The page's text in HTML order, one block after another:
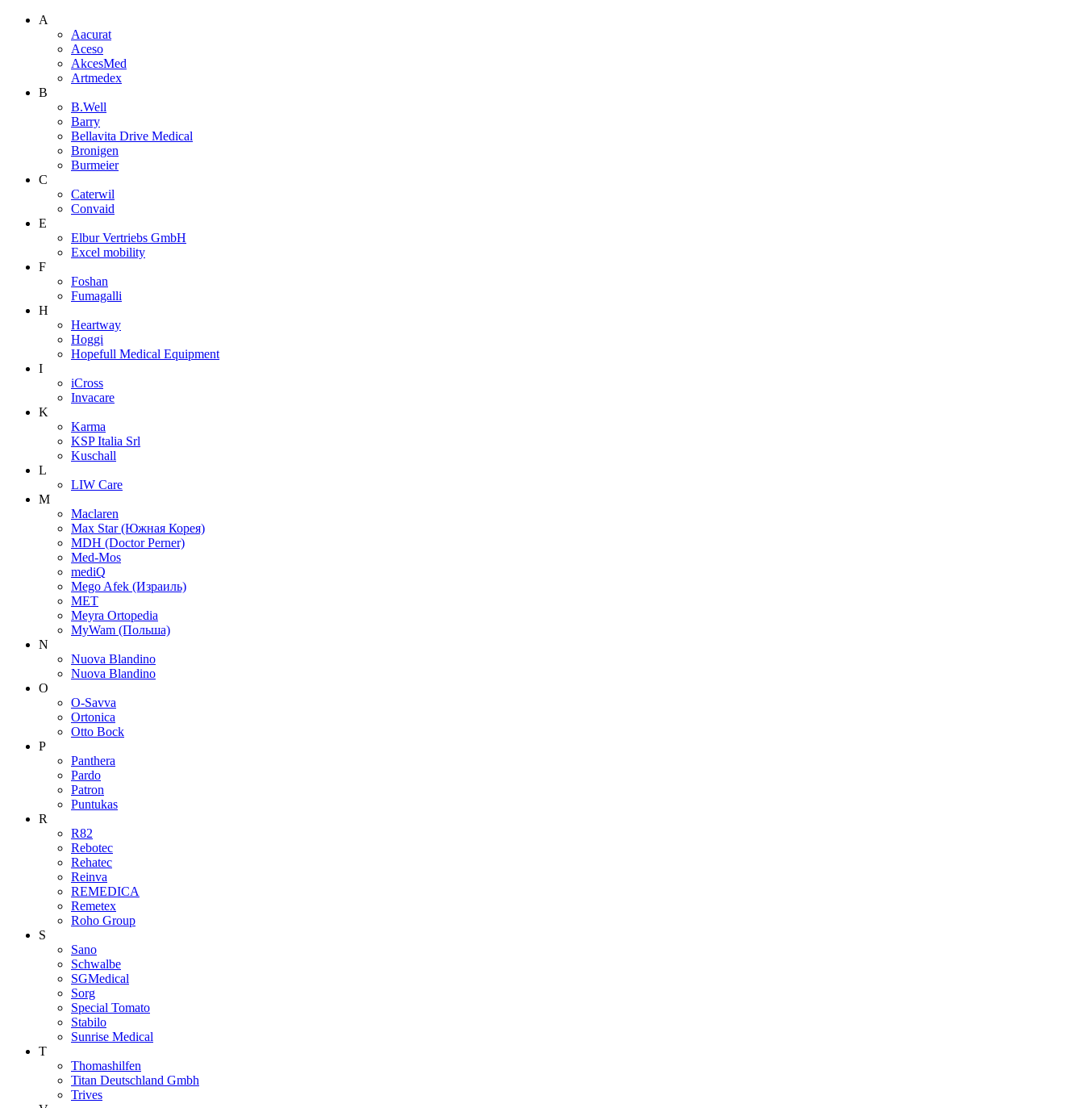
A
Aacurat
Aceso
AkcesMed
Artmedex
B
B.Well
Barry
Bellavita Drive Medical
Bronigen
Burmeier
C
Caterwil
Convaid
E
Elbur Vertriebs GmbH
Excel mobility
F
Foshan
Fumagalli
H
Heartway
Hoggi
Hopefull Medical Equipment
I
iCross
Invacare
K
Karma
KSP Italia Srl
Kuschall
L
LIW Care
M
Maclaren
Max Star (Южная Корея)
MDH (Doctor Perner)
Med-Mos
mediQ
Mego Afek (Израиль)
MET
Meyra Ortopedia
MyWam (Польша)
N
Nuova Blandino
Nuova Blandino
O
O-Savva
Ortonica
Otto Bock
P
Panthera
Pardo
Patron
Puntukas
R
R82
Rebotec
Rehatec
Reinva
REMEDICA
Remetex
Roho Group
S
Sano
Schwalbe
SGMedical
Sorg
Special Tomato
Stabilo
Sunrise Medical
T
Thomashilfen
Titan Deutschland Gmbh
Trives